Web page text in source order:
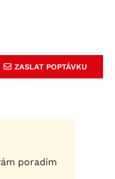
ZASLAT POPTÁVKU
poradím